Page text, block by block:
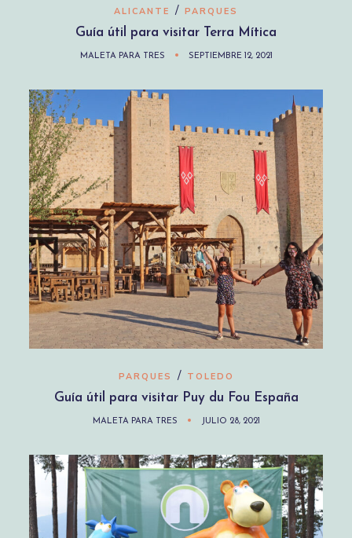
ALICANTE / PARQUES
Guía útil para visitar Terra Mítica
MALETA PARA TRES SEPTIEMBRE 12, 2021
PARQUES / TOLEDO
Guía útil para visitar Puy du Fou España
MALETA PARA TRES JULIO 28, 2021